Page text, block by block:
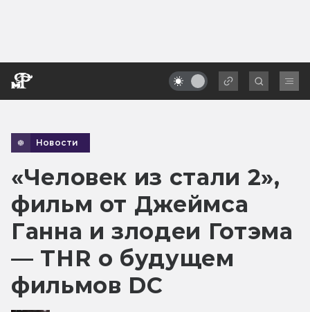
Новости
«Человек из стали 2»,
фильм от Джеймса
Ганна и злодеи Готэма
— THR о будущем
фильмов DC